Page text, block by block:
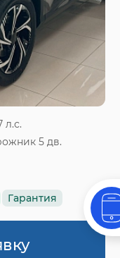
л.с.
5 дв.
Гарантия